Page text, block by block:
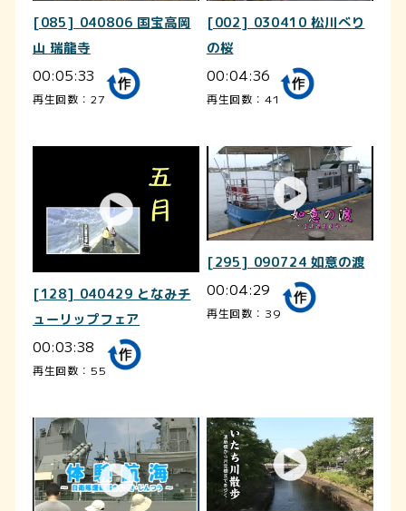
[085] 040806 国宝高岡
山 瑞龍寺
00:05:33
再生回数：27
[002] 030410 松川べり
の桜
00:04:36
再生回数：41
[128] 040429 となみチ
ューリップフェア
00:03:38
再生回数：55
[295] 090724 如意の渡
00:04:29
再生回数：39